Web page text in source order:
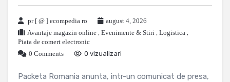
pr [ @ ] ecompedia ro
august 4, 2026
Avantaje magazin online , Evenimente & Stiri , Logistica ,
Piata de comert electronic
0 Comments
0 vizualizari
Packeta Romania anunta, intr-un comunicat de presa,